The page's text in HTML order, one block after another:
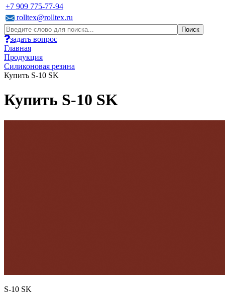
+7 909 775-77-94
rolltex@rolltex.ru
задать вопрос
Главная
Продукция
Силиконовая резина
Купить S-10 SK
Купить S-10 SK
S-10 SK